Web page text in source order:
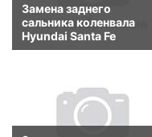
Замена заднего
сальника коленвала
Hyundai Santa Fe